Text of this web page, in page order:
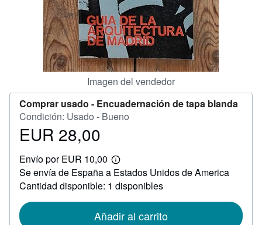
Imagen del vendedor
Comprar usado - Encuadernación de tapa blanda
Condición: Usado - Bueno
Precio
28,00
EUR 28,00
Envío por EUR 10,00
Más
información
sobre
las
envío
Se envía de España a Estados Unidos de America
Cantidad disponible: 1 disponibles
Añadir al carrito